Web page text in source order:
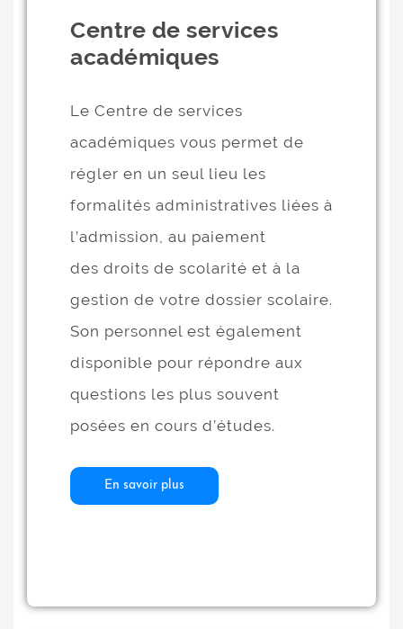
Centre de services
académiques
Le Centre de services
académiques vous permet de
régler en un seul lieu les
formalités administratives liées à
l’admission, au paiement
des droits de scolarité et à la
gestion de votre dossier scolaire.
Son personnel est également
disponible pour répondre aux
questions les plus souvent
posées en cours d’études.
En savoir plus